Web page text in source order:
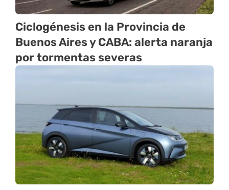
Ciclogénesis en la Provincia de
Buenos Aires y CABA: alerta naranja
por tormentas severas